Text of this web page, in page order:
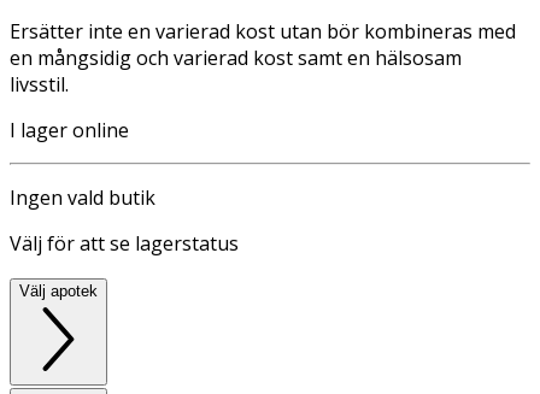
Ersätter inte en varierad kost utan bör kombineras med
en mångsidig och varierad kost samt en hälsosam
livsstil.
I lager online
Ingen vald butik
Välj för att se lagerstatus
Välj apotek